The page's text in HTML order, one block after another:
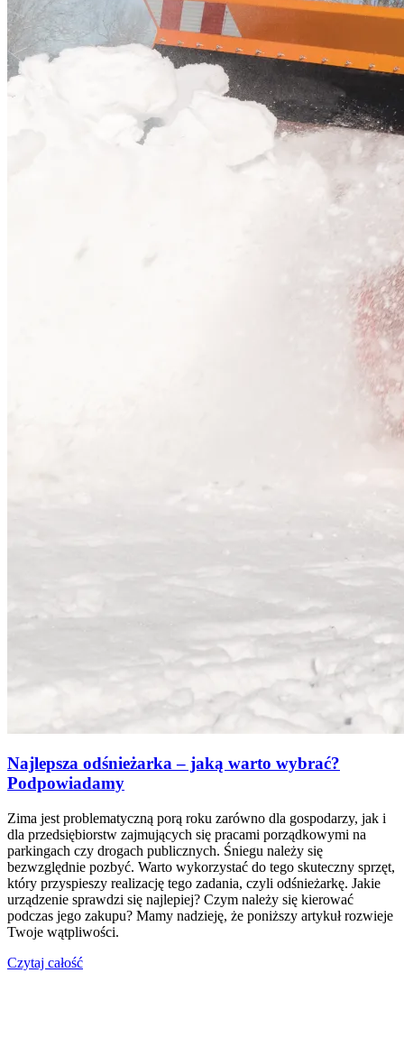
Najlepsza odśnieżarka – jaką warto wybrać?
Podpowiadamy
Zima jest problematyczną porą roku zarówno dla gospodarzy, jak i
dla przedsiębiorstw zajmujących się pracami porządkowymi na
parkingach czy drogach publicznych. Śniegu należy się
bezwzględnie pozbyć. Warto wykorzystać do tego skuteczny sprzęt,
który przyspieszy realizację tego zadania, czyli odśnieżarkę. Jakie
urządzenie sprawdzi się najlepiej? Czym należy się kierować
podczas jego zakupu? Mamy nadzieję, że poniższy artykuł rozwieje
Twoje wątpliwości.
Czytaj całość